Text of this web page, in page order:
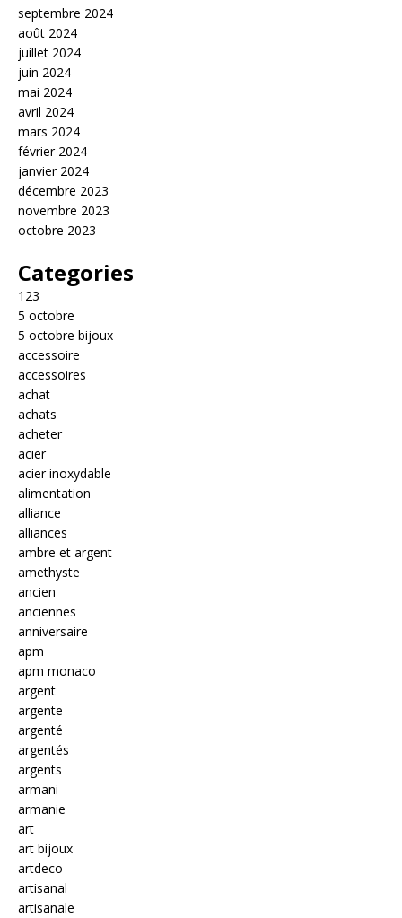
septembre 2024
août 2024
juillet 2024
juin 2024
mai 2024
avril 2024
mars 2024
février 2024
janvier 2024
décembre 2023
novembre 2023
octobre 2023
Categories
123
5 octobre
5 octobre bijoux
accessoire
accessoires
achat
achats
acheter
acier
acier inoxydable
alimentation
alliance
alliances
ambre et argent
amethyste
ancien
anciennes
anniversaire
apm
apm monaco
argent
argente
argenté
argentés
argents
armani
armanie
art
art bijoux
artdeco
artisanal
artisanale